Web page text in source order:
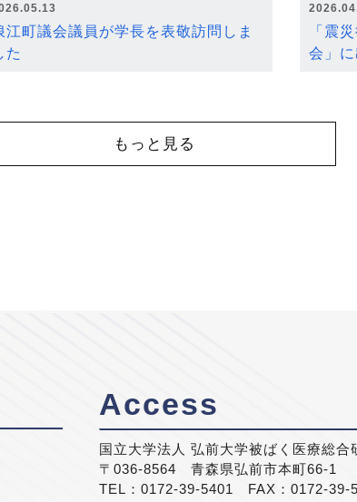
江町議会議員が学長を表敬訪問しま
た
「震
会」
もっと見る
Access
国立大学法人 弘前大学被ばく医療総合
〒036-8564 青森県弘前市本町66-1
TEL：0172-39-5401 FAX：0172-39-